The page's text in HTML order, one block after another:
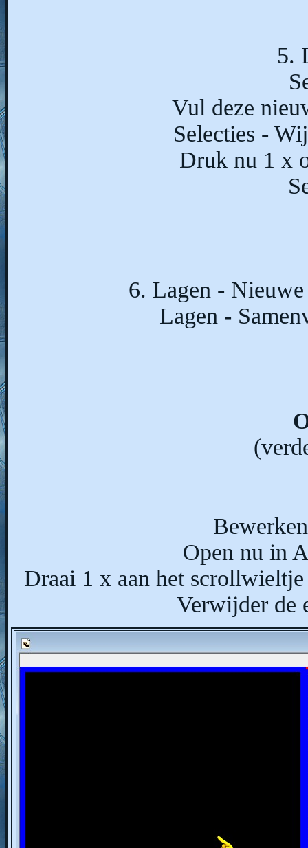
5.
Vul deze
Selecties -
Druk nu 1 x
6. Lagen -
Lagen -
Open nu in
Draai 1 x aan het
Verwijder de